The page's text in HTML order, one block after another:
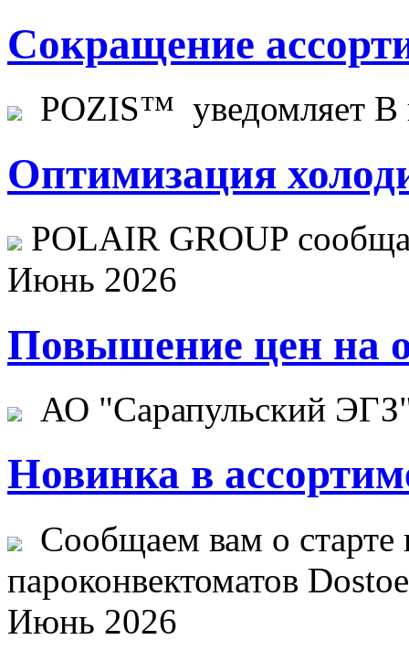
Сокращение
POZIS™ уведомляет В
Оптимизация
POLAIR GROUP
Июнь 2026
Повышение цен на
АО "Сарапульский
Новинка в
Сообщаем вам о старте
пароконвектоматов
Июнь 2026